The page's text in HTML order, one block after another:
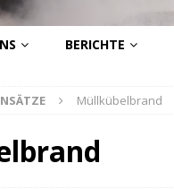
BERICHTE
Müllkübelbrand